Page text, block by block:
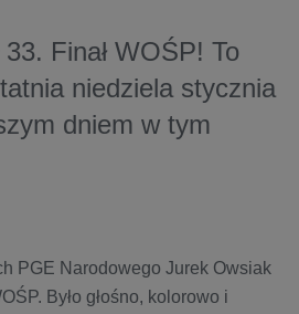
Finał WOŚP! To
niedziela stycznia
dniem w tym
PGE Narodowego Jurek Owsiak
Było głośno, kolorowo i